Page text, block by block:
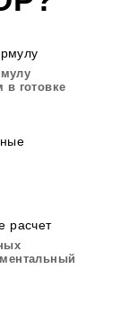
расчет
готовке